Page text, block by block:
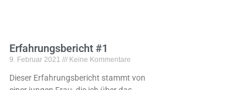
Erfahrungsbericht #1
9. Februar 2021 Keine Kommentare
Dieser Erfahrungsbericht stammt von